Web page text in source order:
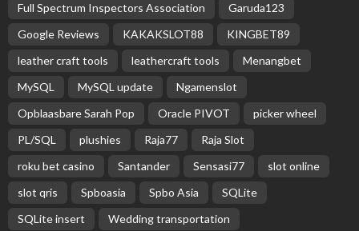
Full Spectrum Inspectors Association
Garuda123
Google Reviews
KAKAKSLOT88
KINGBET89
leather craft tools
leathercraft tools
Menangbet
MySQL
MySQL update
Ngamenslot
Opblaasbare Sarah Pop
Oracle PIVOT
picker wheel
PL/SQL
plushies Raja77
Raja Slot
roku bet casino
Santander Sensasi77
slot online
slot qris
Spboasia Spbo Asia
SQLite
SQLite insert
Wedding transportation